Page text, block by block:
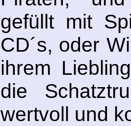
gefüllt mit
CD´s, oder
ihrem
die
wertvoll und